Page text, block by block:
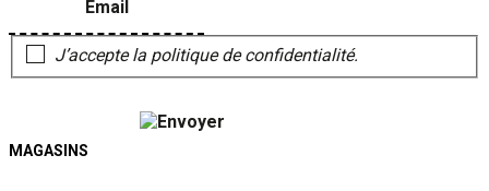
J’accepte la politique de confidentialité.
MAGASINS